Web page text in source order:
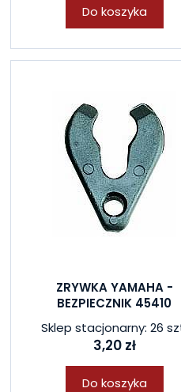
Do koszyka
ZRYWKA YAMAHA -
BEZPIECZNIK 45410
Sklep stacjonarny: 26
3,20 zł
Do koszyka